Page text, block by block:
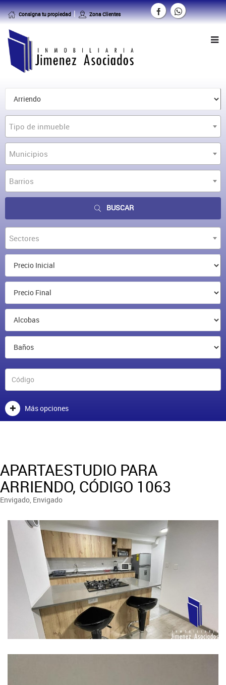
Consigna tu propiedad Zona Clientes
Tipo de inmueble
Municipios
Barrios
BUSCAR
Sectores
Más opciones
APARTAESTUDIO PARA
ARRIENDO, CÓDIGO 1063
Envigado, Envigado